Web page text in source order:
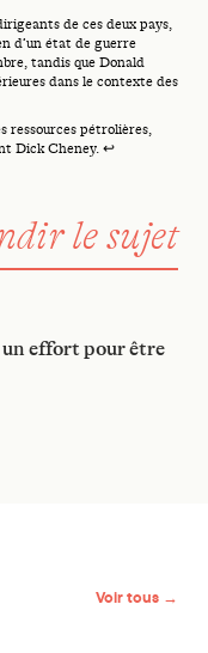
le sujet
effort pour être
de ces deux pays,
d’un état de guerre
tandis que Donald
dans le contexte des
ressources pétrolières,
Dick Cheney. ↩
Voir tous →